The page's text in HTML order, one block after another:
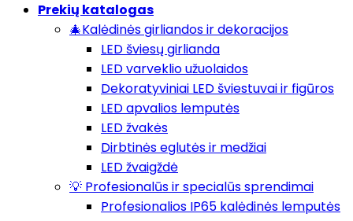
Prekių katalogas
🎄Kalėdinės girliandos ir dekoracijos
LED šviesų girlianda
LED varveklio užuolaidos
Dekoratyviniai LED šviestuvai ir figūros
LED apvalios lemputės
LED žvakės
Dirbtinės eglutės ir medžiai
LED žvaigždė
💡 Profesionalūs ir specialūs sprendimai
Profesionalios IP65 kalėdinės lemputės